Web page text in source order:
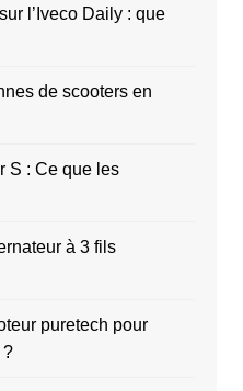
l’Iveco Daily : que
de scooters en
S : Ce que les
à 3 fils
puretech pour
?